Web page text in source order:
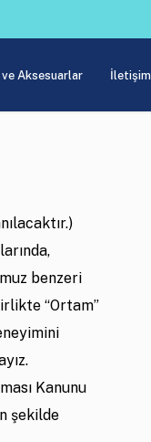
Aksesuarlar İletişim
benzeri
“Ortam”
Kanunu
şekilde